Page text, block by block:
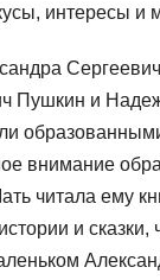
интересы и
Пушкин и
внимание
читала ему
и сказки,